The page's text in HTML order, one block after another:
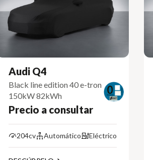
Audi Q4
Black line edition 40 e-tron
150kW 82kWh
Precio a consultar
204cv Automático Eléctrico